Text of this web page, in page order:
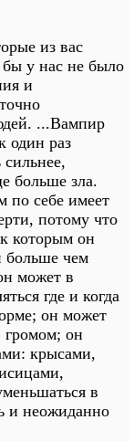
из вас
у нас не было
и
...Вампир
один раз
больше зла.
по себе имеет
потому что
которым он
больше чем
может в
где и когда
он может
громом; он
крысами,
в
и неожиданно